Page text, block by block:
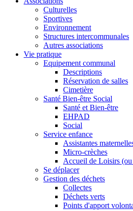
Culturelles
Sportives
Environnement
Structures intercommunales
Autres associations
Vie pratique
Equipement communal
Descriptions
Réservation de salles
Cimetière
Santé Bien-être Social
Santé et Bien-être
EHPAD
Social
Service enfance
Assistantes
Micro-crèches
Accueil de Loisirs
Se déplacer
Gestion des déchets
Collectes
Déchets verts
Points d'apport